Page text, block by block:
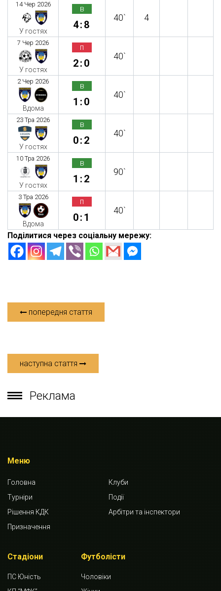
14 Чер 2026
У гостях
в
4:8
40` 4
7 Чер 2026
У гостях
п
2:0
40`
2 Чер 2026
Вдома
в
1:0
40`
23 Тра 2026
У гостях
в
0:2
40`
10 Тра 2026
У гостях
в
1:2
90`
3 Тра 2026
Вдома
п
0:1
40`
Поділитися через соціальну мережу:
попередня стаття
наступна стаття
Реклама
Меню
Головна
Клуби
Турніри
Події
Рішення КДК
Арбітри та інспектори
Призначення
Стадіони
ПС Юність
Футболісти
Чоловіки